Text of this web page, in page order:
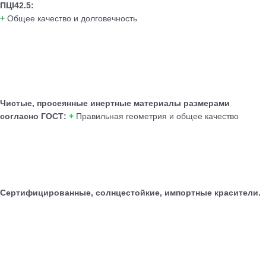
ПЦI42.5:
+ Общее качество и долговечность
Чистые, просеянные инертные материалы размерами
согласно ГОСТ: + Правильная геометрия и общее качество
Сертифицированные, солнцестойкие, импортные красители.